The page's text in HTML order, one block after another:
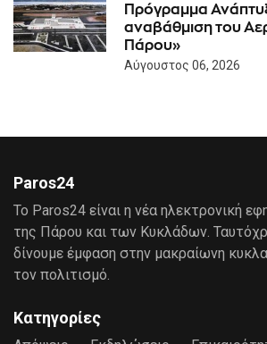
Πρόγραμμα
αναβάθμιση του
Πάρου»
Αύγουστος 06, 2026
Paros24
Το Paros24 είναι η νέα ηλεκτρονική
της Πάρου και των Κυκλάδων.
δίνουμε έμφαση στην μακραίωνη
τον πολιτισμό.
Κατηγορίες